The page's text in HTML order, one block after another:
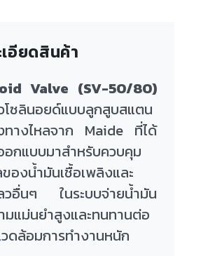
อียดสินค้า
Valve (SV-50/80)
โซลินอยด์แบบลูกสูบสแตน
ทางไหลจาก Maide ที่ได้
อกแบบมาสำหรับควบคุม
องน้ำมันเชื้อเพลิงและ
วอื่นๆ ในระบบจ่ายน้ำมัน
มแม่นยำสูงและทนทานต่อ
ดล้อมการทำงานหนัก